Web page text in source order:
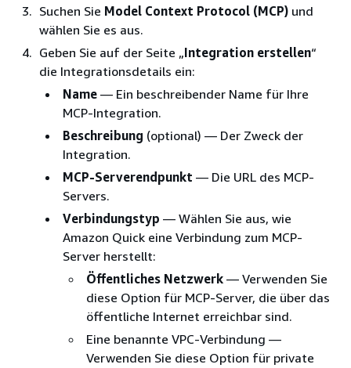
Suchen Sie Model Context Protocol (MCP) und
wählen Sie es aus.
Geben Sie auf der Seite „Integration erstellen“
die Integrationsdetails ein:
Name — Ein beschreibender Name für Ihre
MCP-Integration.
Beschreibung (optional) — Der Zweck der
Integration.
MCP-Serverendpunkt — Die URL des MCP-
Servers.
Verbindungstyp — Wählen Sie aus, wie
Amazon Quick eine Verbindung zum MCP-
Server herstellt:
Öffentliches Netzwerk — Verwenden Sie
diese Option für MCP-Server, die über das
öffentliche Internet erreichbar sind.
Eine benannte VPC-Verbindung —
Verwenden Sie diese Option für private